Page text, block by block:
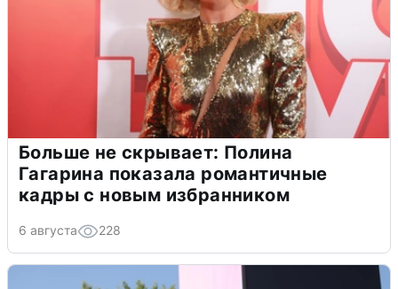
Больше не скрывает: Полина
Гагарина показала романтичные
кадры с новым избранником
6 августа 228